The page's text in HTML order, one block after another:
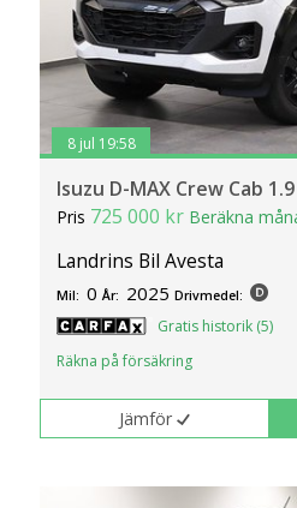
8 jul 19:58
Isuzu D-MAX Crew Cab
Pris 725 000 kr Beräkna
Landrins Bil Avesta
Mil: 0 År: 2025 Drivmedel:
Gratis historik (5)
Räkna på försäkring
Jämför